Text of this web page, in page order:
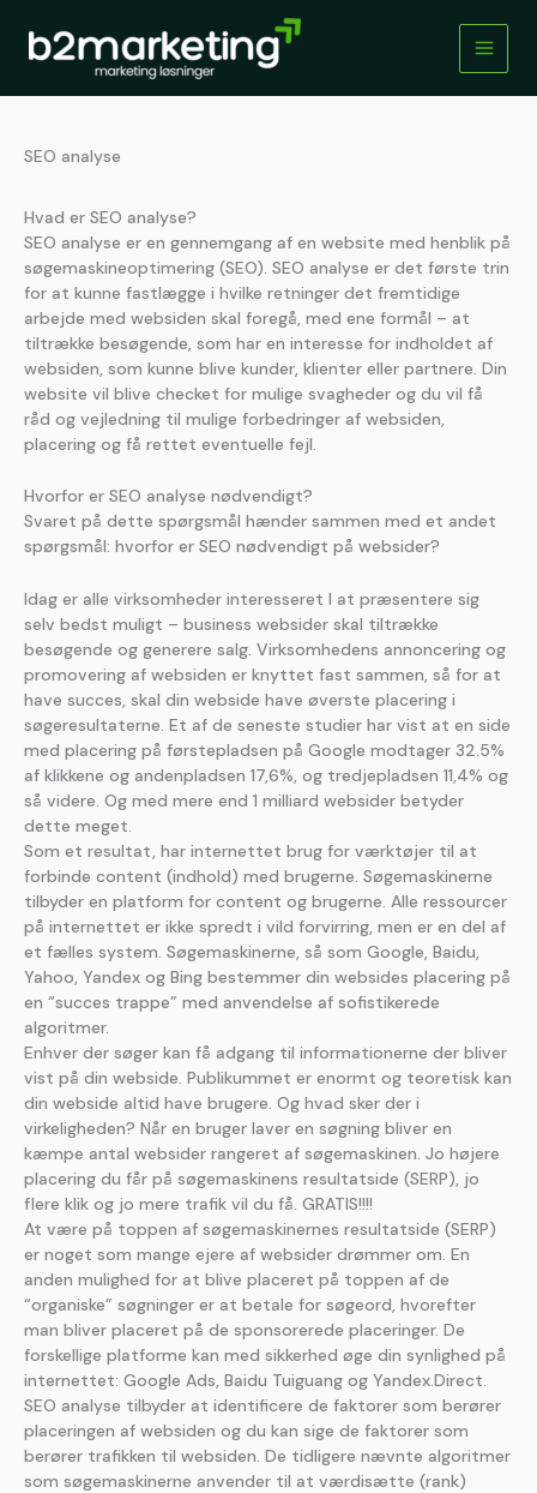
indholdet
SEO analyse
Hvad er SEO analyse?
SEO analyse er en gennemgang af en website med henblik på
søgemaskineoptimering (SEO). SEO analyse er det første trin
for at kunne fastlægge i hvilke retninger det fremtidige
arbejde med websiden skal foregå, med ene formål – at
tiltrække besøgende, som har en interesse for indholdet af
websiden, som kunne blive kunder, klienter eller partnere. Din
website vil blive checket for mulige svagheder og du vil få
råd og vejledning til mulige forbedringer af websiden,
placering og få rettet eventuelle fejl.
Hvorfor er SEO analyse nødvendigt?
Svaret på dette spørgsmål hænder sammen med et andet
spørgsmål: hvorfor er SEO nødvendigt på websider?
Idag er alle virksomheder interesseret I at præsentere sig
selv bedst muligt – business websider skal tiltrække
besøgende og generere salg. Virksomhedens annoncering og
promovering af websiden er knyttet fast sammen, så for at
have succes, skal din webside have øverste placering i
søgeresultaterne. Et af de seneste studier har vist at en side
med placering på førstepladsen på Google modtager 32.5%
af klikkene og andenpladsen 17,6%, og tredjepladsen 11,4% og
så videre. Og med mere end 1 milliard websider betyder
dette meget.
Som et resultat, har internettet brug for værktøjer til at
forbinde content (indhold) med brugerne. Søgemaskinerne
tilbyder en platform for content og brugerne. Alle ressourcer
på internettet er ikke spredt i vild forvirring, men er en del af
et fælles system. Søgemaskinerne, så som Google, Baidu,
Yahoo, Yandex og Bing bestemmer din websides placering på
en “succes trappe” med anvendelse af sofistikerede
algoritmer.
Enhver der søger kan få adgang til informationerne der bliver
vist på din webside. Publikummet er enormt og teoretisk kan
din webside altid have brugere. Og hvad sker der i
virkeligheden? Når en bruger laver en søgning bliver en
kæmpe antal websider rangeret af søgemaskinen. Jo højere
placering du får på søgemaskinens resultatside (SERP), jo
flere klik og jo mere trafik vil du få. GRATIS!!!!
At være på toppen af søgemaskinernes resultatside (SERP)
er noget som mange ejere af websider drømmer om. En
anden mulighed for at blive placeret på toppen af de
“organiske” søgninger er at betale for søgeord, hvorefter
man bliver placeret på de sponsorerede placeringer. De
forskellige platforme kan med sikkerhed øge din synlighed på
internettet: Google Ads, Baidu Tuiguang og Yandex.Direct.
SEO analyse tilbyder at identificere de faktorer som berører
placeringen af websiden og du kan sige de faktorer som
berører trafikken til websiden. De tidligere nævnte algoritmer
som søgemaskinerne anvender til at værdisætte (rank)